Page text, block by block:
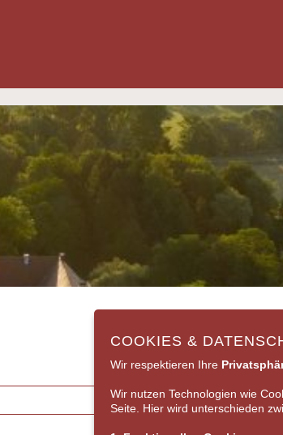
COOKIES &
Wir respektieren Ihre
Wir nutzen Technologien wie
Seite. Hier wird unterschieden